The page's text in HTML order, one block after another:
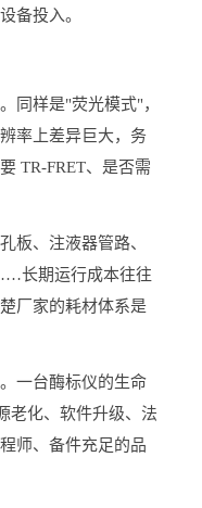
备投入。
同样是"荧光模式"，
率上差异巨大，务
TR-FRET、是否需
板、注液器管路、
长期运行成本往往
厂家的耗材体系是
一台酶标仪的生命
老化、软件升级、法
师、备件充足的品